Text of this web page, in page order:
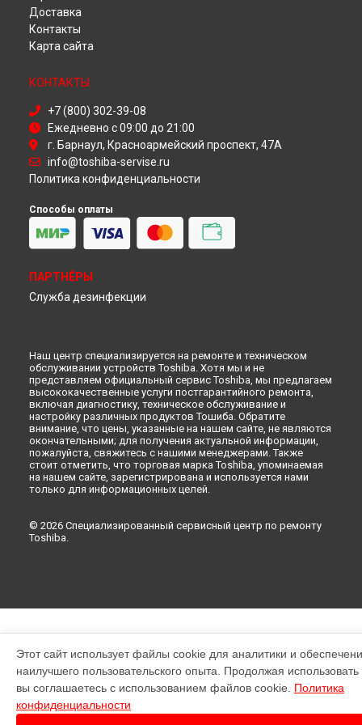
Ремонт телевизора 43L1733 Toshiba в
Ремонт телевизора 43L1733 Toshiba в
Ремонт телевизора 43L1733 Toshiba в
Ремонт телевизора 43L1733 Toshiba в
Доставка
Контакты
Карта сайта
КОНТАКТЫ
+7 (800) 302-39-08
Ежедневно с 09:00 до 21:00
г. Барнаул, Красноармейский проспект, 47А
info@toshiba-servise.ru
Политика конфиденциальности
Способы оплаты
ПАРТНЁРЫ
Служба дезинфекции
Наш центр специализируется на ремонте и техническом
обслуживании устройств Toshiba. Хотя мы и не
представляем официальный сервис Toshiba, мы предлагаем
высококачественные услуги постгарантийного ремонта,
включая диагностику, техническое обслуживание и
настройку различных продуктов Тошиба. Обратите
внимание, что цены, указанные на нашем сайте, не являются
окончательными; для получения актуальной информации,
пожалуйста, свяжитесь с нашими менеджерами. Также
стоит отметить, что торговая марка Toshiba, упоминаемая
на нашем сайте, зарегистрирована и используется нами
только для информационных целей.
© 2026 Специализированный сервисный центр по ремонту
Toshiba.
Этот сайт использует файлы cookie для аналитики и
наилучшего пользовательского опыта. Продолжая использовать
вы соглашаетесь с использованием файлов cookie. Политика
конфиденциальности